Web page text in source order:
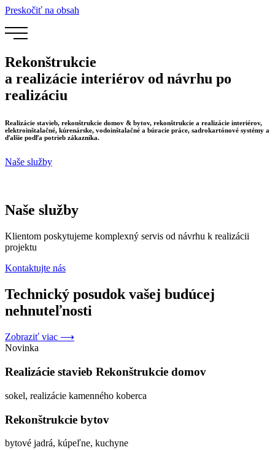
Preskočiť na obsah
Rekonštrukcie
a realizácie interiérov od návrhu po
realizáciu
Realizácie stavieb, rekonštrukcie domov & bytov, rekonštrukcie a realizácie interiérov,
elektroinštalačné, kúrenárske, vodoinštalačné a búracie práce, sadrokartónové systémy a
ďalšie podľa potrieb zákazníka.
Naše služby
Naše služby
Klientom poskytujeme komplexný servis od návrhu k realizácii
projektu
Kontaktujte nás
Technický posudok vašej budúcej
nehnuteľnosti
Zobraziť viac ⟶
Novinka
Realizácie stavieb Rekonštrukcie domov
sokel, realizácie kamenného koberca
Rekonštrukcie bytov
bytové jadrá, kúpeľne, kuchyne